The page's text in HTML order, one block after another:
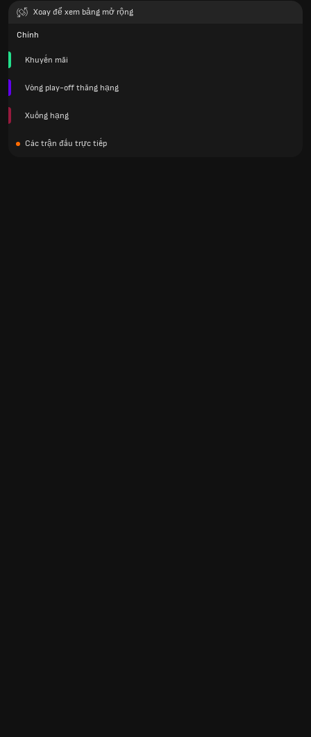
Xoay để xem bảng mở rộng
Chính
Khuyến mãi
Vòng play-off thăng hạng
Xuống hạng
các trận đấu trực tiếp